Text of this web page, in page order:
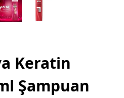
Keratin
Şampuan